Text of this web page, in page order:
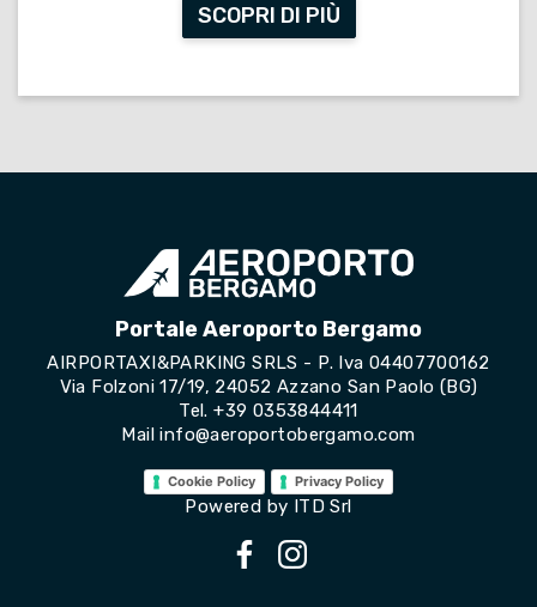
SCOPRI DI PIÙ
Portale Aeroporto Bergamo
AIRPORTAXI&PARKING SRLS - P. Iva 04407700162
Via Folzoni 17/19, 24052 Azzano San Paolo (BG)
Tel.+39 0353844411
Mailinfo@aeroportobergamo.com
Cookie Policy Privacy Policy
Powered by ITD Srl